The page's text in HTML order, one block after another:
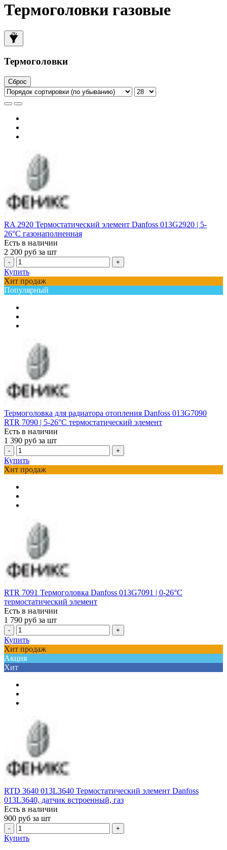
Термоголовки газовые
Термоголовки
Сброс
RA 2920 Термостатический элемент Danfoss 013G2920 | 5-
26°С газонаполненная
Есть в наличии
2 200 руб за шт
- +
Купить
Хит продаж
Популярный
Термоголовка для радиатора отопления Danfoss 013G7090
RTR 7090 | 5-26°С термостатический элемент
Есть в наличии
1 390 руб за шт
- +
Купить
Хит продаж
RTR 7091 Термоголовка Danfoss 013G7091 | 0-26°С
термостатический элемент
Есть в наличии
1 790 руб за шт
- +
Купить
Хит продаж
Акция
Хит
RTD 3640 013L3640 Термостатический элемент Danfoss
013L3640, датчик встроенный, газ
Есть в наличии
900 руб за шт
- +
Купить